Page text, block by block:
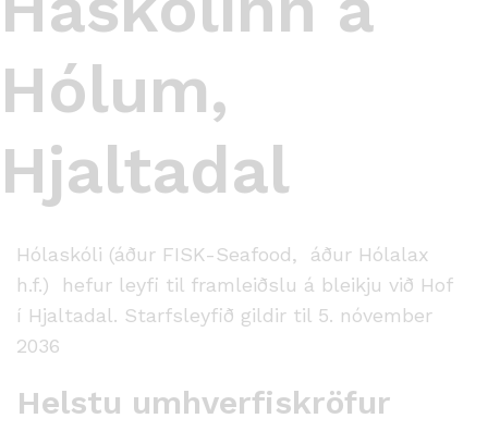
Hólum,
Hjaltadal
Hólaskóli (áður FISK-Seafood, áður Hólalax
h.f.) hefur leyfi til framleiðslu á bleikju við Hof
í Hjaltadal. Starfsleyfið gildir til 5. nóvember
2036
Helstu umhverfiskröfur